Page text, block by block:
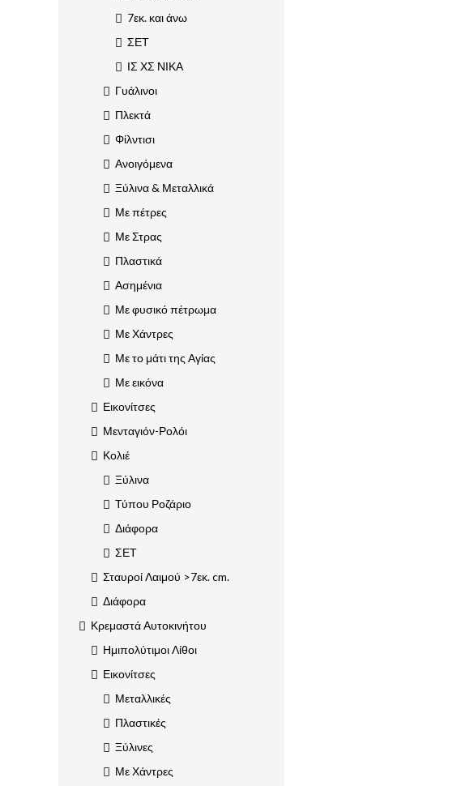
7εκ. και άνω
ΣΕΤ
ΙΣ ΧΣ ΝΙΚΑ
Γυάλινοι
Πλεκτά
Φίλντισι
Ανοιγόμενα
Ξύλινα & Μεταλλικά
Με πέτρες
Με Στρας
Πλαστικά
Ασημένια
Με φυσικό πέτρωμα
Με Χάντρες
Με το μάτι της Αγίας
Με εικόνα
Εικονίτσες
Μενταγιόν-Ρολόι
Κολιέ
Ξύλινα
Τύπου Ροζάριο
Διάφορα
ΣΕΤ
Σταυροί Λαιμού >7εκ. cm.
Διάφορα
Κρεμαστά Αυτοκινήτου
Ημιπολύτιμοι Λίθοι
Εικονίτσες
Μεταλλικές
Πλαστικές
Ξύλινες
Με Χάντρες